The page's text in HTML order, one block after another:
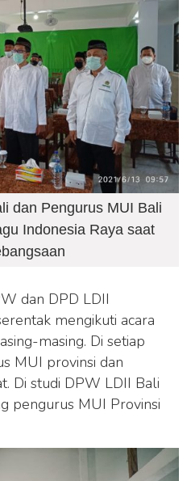
dan Pengurus MUI Bali
Indonesia Raya saat
dan DPD LDII
mengikuti acara
masing. Di setiap
MUI provinsi dan
Di studi DPW LDII Bali
pengurus MUI Provinsi